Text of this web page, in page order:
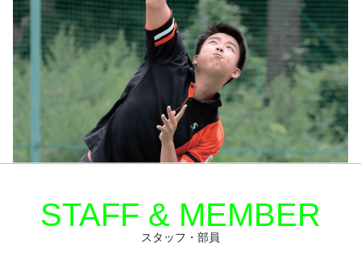
スタッフ・部員
STAFF & MEMBER